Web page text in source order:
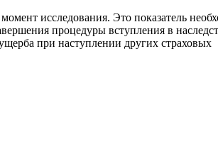
исследования. Это показатель
процедуры вступления в
при наступлении других страховых